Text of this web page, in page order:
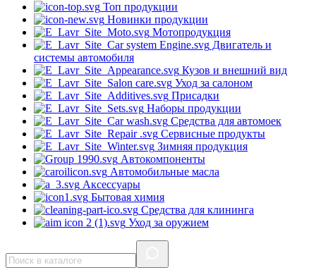
Топ продукции
Новинки продукции
Мотопродукция
Двигатель и
системы автомобиля
Кузов и внешний вид
Уход за салоном
Присадки
Наборы продукции
Средства для автомоек
Сервисные продукты
Зимняя продукция
Автокомпоненты
Автомобильные масла
Аксессуары
Бытовая химия
Средства для клининга
Уход за оружием